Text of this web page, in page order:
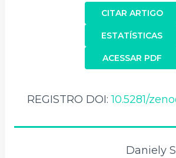
CITAR ARTIGO
ACESSAR PDF
ESTATÍSTICAS
REGISTRO DOI:10.5281/
Daniely